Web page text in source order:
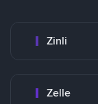
Zinli
Zelle